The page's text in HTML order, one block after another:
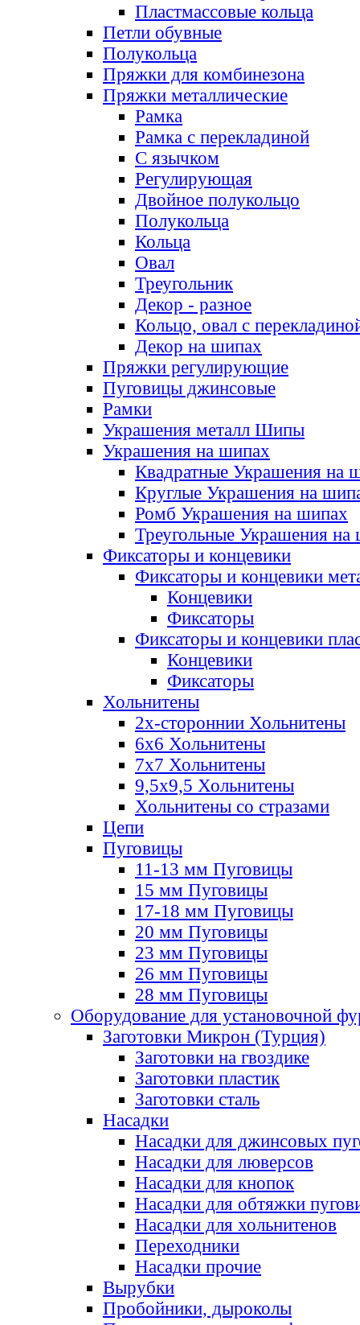
Пластмассовые кольца
Петли обувные
Полукольца
Пряжки для комбинезона
Пряжки металлические
Рамка
Рамка с перекладиной
С язычком
Регулирующая
Двойное полукольцо
Полукольца
Кольца
Овал
Треугольник
Декор - разное
Кольцо, овал с
Декор на шипах
Пряжки регулирующие
Пуговицы джинсовые
Рамки
Украшения металл Шипы
Украшения на шипах
Квадратные Украшения на
Круглые Украшения на
Ромб Украшения на шипах
Треугольные Украшения на
Фиксаторы и концевики
Фиксаторы и концевики
Концевики
Фиксаторы
Фиксаторы и концевики
Концевики
Фиксаторы
Хольнитены
2х-стороннии Хольнитены
6х6 Хольнитены
7х7 Хольнитены
9,5х9,5 Хольнитены
Хольнитены со стразами
Цепи
Пуговицы
11-13 мм Пуговицы
15 мм Пуговицы
17-18 мм Пуговицы
20 мм Пуговицы
23 мм Пуговицы
26 мм Пуговицы
28 мм Пуговицы
Оборудование для установочной
Заготовки Микрон (Турция)
Заготовки на гвоздике
Заготовки пластик
Заготовки сталь
Насадки
Насадки для джинсовых
Насадки для люверсов
Насадки для кнопок
Насадки для обтяжки
Насадки для хольнитенов
Переходники
Насадки прочие
Вырубки
Пробойники, дыроколы